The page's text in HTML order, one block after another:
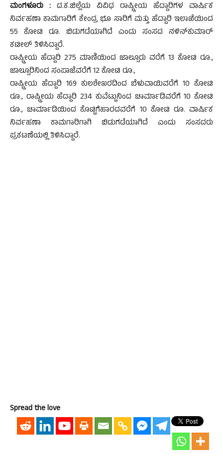
ಮಂಗಳೂರು : ದ.ಕ.ಜಿಲ್ಲೆಯ ವಿವಿಧ ರಾಷ್ಟ್ರೀಯ ಹೆದ್ದಾರಿಗಳ ವಾರ್ಷಿಕ
ನಿರ್ವಹಣಾ ಕಾಮಗಾರಿಗೆ ಕೇಂದ್ರ ಭೂ ಸಾರಿಗೆ ಮತ್ತು ಹೆದ್ದಾರಿ ಇಲಾಖೆಯಿಂದ
55 ಕೋಟಿ ರೂ. ಬಿಡುಗಡೆಯಾಗಿದೆ ಎಂದು ಸಂಸದ ನಳಿನ್‍ಕುಮಾರ್
ಕಟೀಲ್ ತಿಳಿಸಿದ್ದಾರೆ.
ರಾಷ್ಟ್ರೀಯ ಹೆದ್ದಾರಿ 275 ಮಾಣಿಯಿಂದ ಜಾಲ್ಸೂರು ವರೆಗೆ 13 ಕೋಟಿ ರೂ.,
ಜಾಲ್ಸೂರಿನಿಂದ ಸಂಪಾಜೆವರೆಗೆ 12 ಕೋಟಿ ರೂ.,
ರಾಷ್ಟ್ರೀಯ ಹೆದ್ದಾರಿ 169 ಕುಲಶೇಖರದಿಂದ ಬೆಳುವಾಯಿವರೆಗೆ 10 ಕೋಟಿ
ರೂ., ರಾಷ್ಟ್ರೀಯ ಹೆದ್ದಾರಿ 234 ಕುವೆಟ್ಟುನಿಂದ ಚಾರ್ಮಾಡಿವರೆಗೆ 10 ಕೋಟಿ
ರೂ., ಚಾರ್ಮಾಡಿಯಿಂದ ಕೊಟ್ಟಿಗೆಹಾರದವರೆಗೆ 10 ಕೋಟಿ ರೂ. ವಾರ್ಷಿಕ
ನಿರ್ವಹಣಾ ಕಾಮಗಾರಿಗಾಗಿ ಬಿಡುಗಡೆಯಾಗಿದೆ ಎಂದು ಸಂಸದರು
ಪ್ರಕಟಣೆಯಲ್ಲಿ ತಿಳಿಸಿದ್ದಾರೆ.
Spread the love